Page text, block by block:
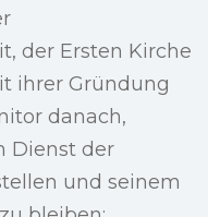
der Ersten Kirche
ihrer Gründung
danach,
Dienst der
und seinem